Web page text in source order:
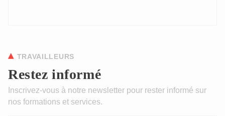
Restez informé
TRAVAILLEURS
Inscrivez-vous à notre newsletter pour rester informé sur
nos formations et services.